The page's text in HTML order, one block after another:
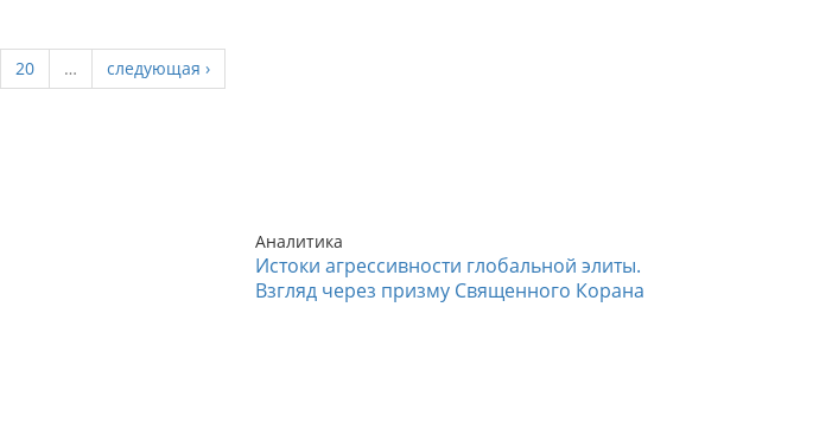
20 …
следующая ›
Аналитика
Истоки агрессивности глобальной элиты.
Взгляд через призму Священного Корана